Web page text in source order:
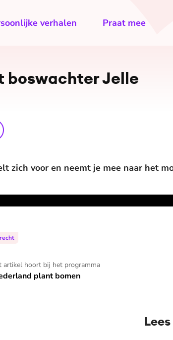
verhalen Praat mee
boswachter Jelle
zich voor en neemt je mee naar het
artikel hoort bij het programma
plant bomen